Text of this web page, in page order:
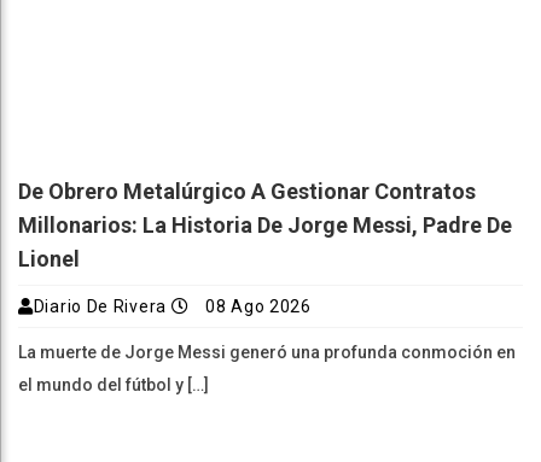
De Obrero Metalúrgico A Gestionar Contratos
Millonarios: La Historia De Jorge Messi, Padre De
Lionel
Diario De Rivera 08 Ago 2026
La muerte de Jorge Messi generó una profunda conmoción en
el mundo del fútbol y […]